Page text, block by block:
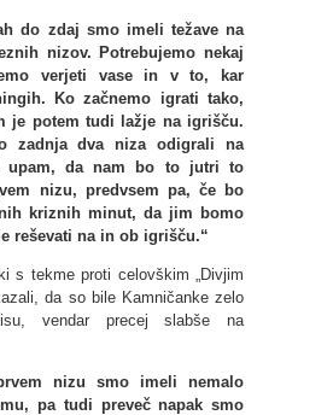
do zdaj smo imeli težave na
nizov. Potrebujemo nekaj
verjeti vase in v to, kar
Ko začnemo igrati tako,
je potem tudi lažje na igrišču.
zadnja dva niza odigrali na
upam, da nam bo to jutri to
nizu, predvsem pa, če bo
kriznih minut, da jim bomo
reševati na in ob igrišču.“
s tekme proti celovškim „Divjim
da so bile Kamničanke zelo
vendar precej slabše na
nizu smo imeli nemalo
pa tudi preveč napak smo